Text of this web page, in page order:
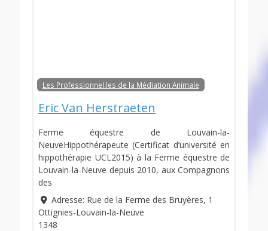
Les Professionnel.les de la Médiation Animale
Eric Van Herstraeten
Ferme équestre de Louvain-la-
NeuveHippothérapeute (Certificat d’université en
hippothérapie UCL2015) à la Ferme équestre de
Louvain-la-Neuve depuis 2010, aux Compagnons
des
Adresse: Rue de la Ferme des Bruyères, 1
Ottignies-Louvain-la-Neuve
1348